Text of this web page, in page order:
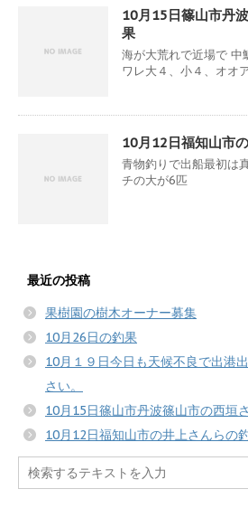
10月15日篠山市丹
果
海が大荒れで近場で 中
ワレ大４、小４、オオ
10月12日福知山市
青物釣りで出船最初は
チの大が6匹
最近の投稿
果樹園の樹木オーナー募集
10月26日の釣果
10月１９日今日も天候不良で出港
さい。
10月15日篠山市丹波篠山市の西垣
10月12日福知山市の井上さんらの